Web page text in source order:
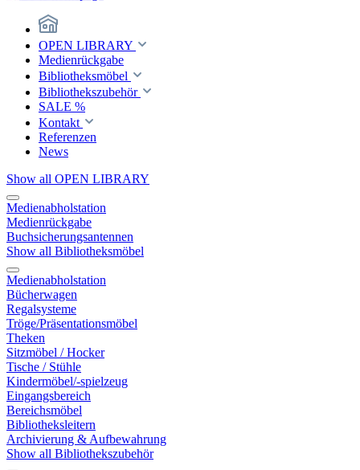
OPEN LIBRARY
Medienrückgabe
Bibliotheksmöbel
Bibliothekszubehör
SALE %
Kontakt
Referenzen
News
Show all OPEN LIBRARY
Medienabholstation
Medienrückgabe
Buchsicherungsantennen
Show all Bibliotheksmöbel
Medienabholstation
Bücherwagen
Regalsysteme
Tröge/Präsentationsmöbel
Theken
Sitzmöbel / Hocker
Tische / Stühle
Kindermöbel/-spielzeug
Eingangsbereich
Bereichsmöbel
Bibliotheksleitern
Archivierung & Aufbewahrung
Show all Bibliothekszubehör